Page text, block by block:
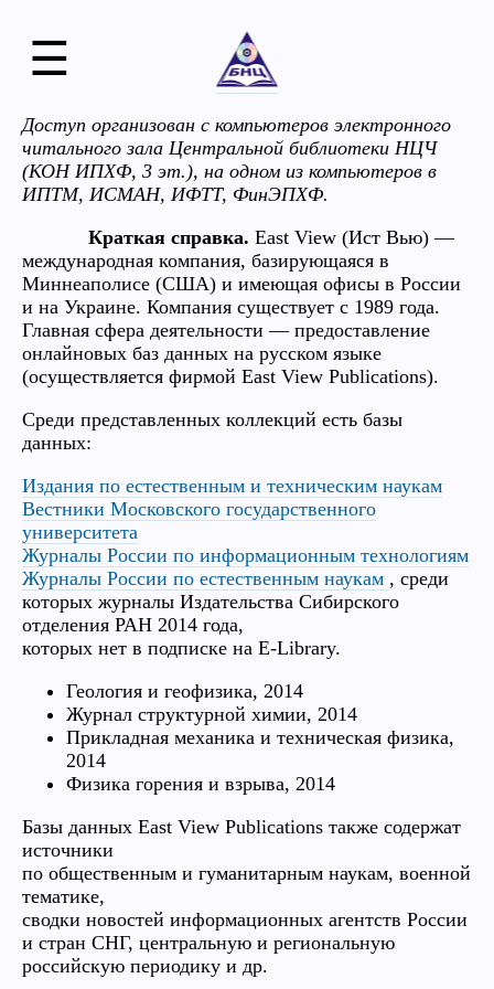
☰
Доступ организован с компьютеров электронного
читального зала Центральной библиотеки НЦЧ
(КОН ИПХФ, 3 эт.), на одном из компьютеров в
ИПТМ, ИСМАН, ИФТТ, ФинЭПХФ.
Краткая справка. East View (Ист Вью) —
международная компания, базирующаяся в
Миннеаполисе (США) и имеющая офисы в России
и на Украине. Компания существует с 1989 года.
Главная сфера деятельности — предоставление
онлайновых баз данных на русском языке
(осуществляется фирмой East View Publications).
Среди представленных коллекций есть базы
данных:
Издания по естественным и техническим наукам
Вестники Московского государственного
университета
Журналы России по информационным технологиям
Журналы России по естественным наукам , среди
которых журналы Издательства Сибирского
отделения РАН 2014 года,
которых нет в подписке на E-Library.
Геология и геофизика, 2014
Журнал структурной химии, 2014
Прикладная механика и техническая физика,
2014
Физика горения и взрыва, 2014
Базы данных East View Publications также содержат
источники
по общественным и гуманитарным наукам, военной
тематике,
сводки новостей информационных агентств России
и стран СНГ, центральную и региональную
российскую периодику и др.